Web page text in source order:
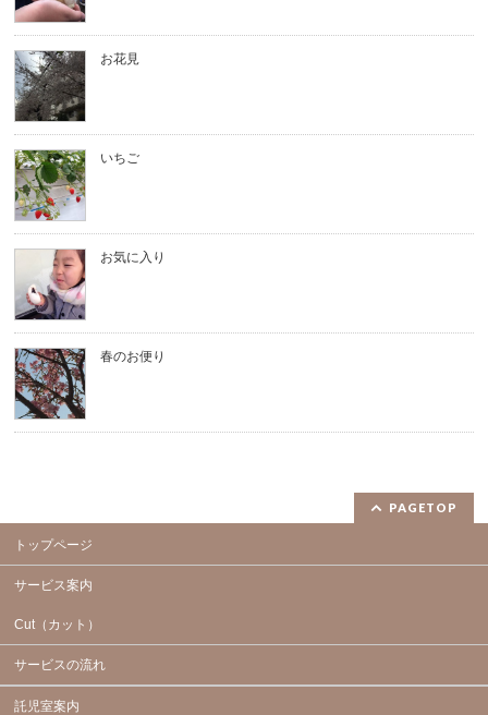
お花見
いちご
お気に入り
春のお便り
PAGETOP
トップページ
サービス案内
Cut（カット）
サービスの流れ
託児室案内